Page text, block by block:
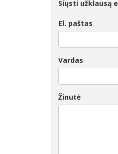
Siųsti užklausą
El. paštas
Vardas
Žinutė